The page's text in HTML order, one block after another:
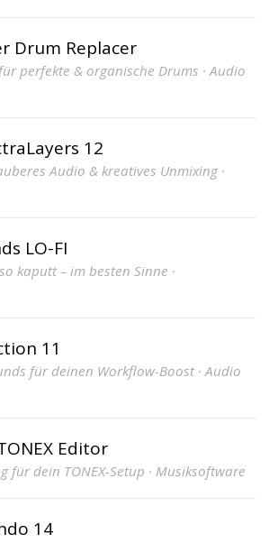
Drum Replacer
perfekte & organische Drums · Audio
12
Audio & kreatives Unmixing ·
LO-FI
kaputt – im besten Sinne ·
11
für deinen Workflow-Boost · Audio
Editor
für dein TONEX-Setup · Musiksoftware
14